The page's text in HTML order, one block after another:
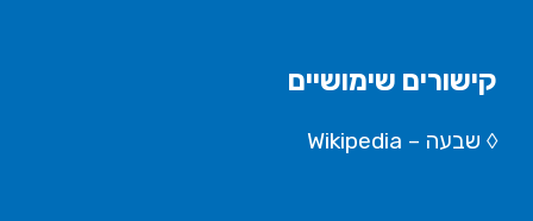
קישורים שימושיים
◊ שבעה – Wikipedia